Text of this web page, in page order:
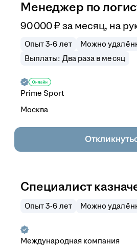
Менеджер по
90 000₽ за месяц, на
Опыт 3-6 лет
Можно
Выплаты: Два раза в месяц
Prime Sport
Москва
Специалист
Опыт 3-6 лет Можно
Международная компания